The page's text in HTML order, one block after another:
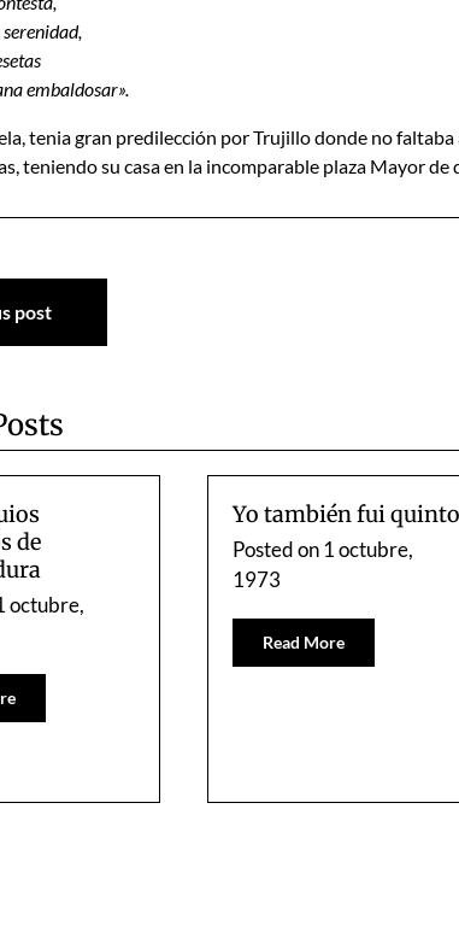
embaldosar».
tenia gran predilección por Trujillo donde no faltaba
teniendo su casa en la incomparable plaza Mayor de
post
de
octubre,
Yo también fui quinto
Posted on1 octubre,
1973
Read More